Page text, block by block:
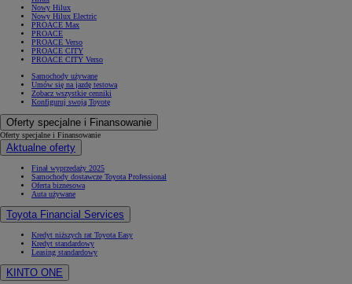
Nowy Hilux
Nowy Hilux Electric
PROACE Max
PROACE
PROACE Verso
PROACE CITY
PROACE CITY Verso
Samochody używane
Umów się na jazdę testową
Zobacz wszystkie cenniki
Konfiguruj swoją Toyotę
Oferty specjalne i Finansowanie
Oferty specjalne i Finansowanie
Aktualne oferty
Finał wyprzedaży 2025
Samochody dostawcze Toyota Professional
Oferta biznesowa
Auta używane
Toyota Financial Services
Kredyt niższych rat Toyota Easy
Kredyt standardowy
Leasing standardowy
KINTO ONE